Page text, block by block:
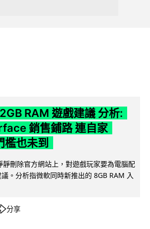
RAM 遊戲建議 分析:
銷售鋪路 連自家
也未到
刪除官方網站上，對遊戲玩家要為電腦配
。分析指微軟同時新推出的 8GB RAM 入
分享